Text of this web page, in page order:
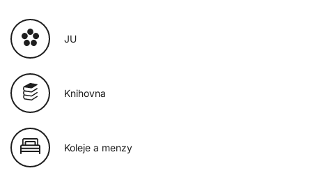
JU
Knihovna
Koleje a menzy